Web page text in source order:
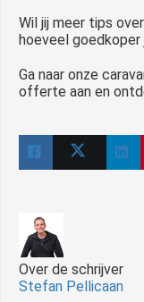
Wil jij meer tips
hoeveel goedkoper
Ga naar onze
offerte aan en
Over de schrijver
Stefan Pellicaan